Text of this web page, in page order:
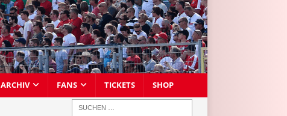
ARCHIV FANS TICKETS SHOP